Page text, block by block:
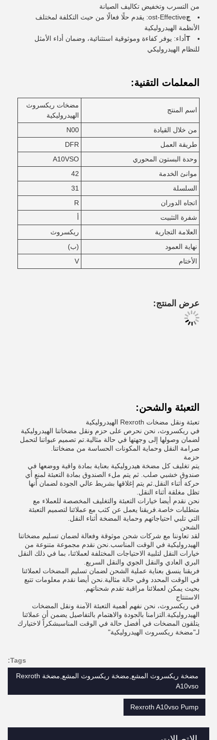
من التسرب وتخفيض تكاليف الصيانة
ج
ost-Effective: يقدم حلًا فعالًا من حيث التكلفة لمختلف
الأنظمة الهيدروليكية
Tأداء: يوفر كفاءة وموثوقية استثنائية، وضمان أداء الأمثل
للنظام الهيدروليكي
المعلمات التقنية:
اسم المنتج
مضخات ريكسروث
الهيدروليكية
من خلال القيادة
N00
طريقة العمل
DFR
وحدة البستون المحوري
A10VSO
موانئ الخدمة
42
السلسلة
31
اتجاه الدوران
R
شفرة التثبيت
أ
العلامة التجارية
ريكسروث
نهاية العمود
(ب)
الأختام
V
عرض المنتج:
التعبئة والشحن:
تعبئة ونقل مضخات Rexroth الهيدروليكية
في ريكسروث، نحن نحرص على حزم ونقل مضخاتنا الهيدروليكية
لضمان وصولها إلى وجهتها في حالة مثالية.تم تصميم عبواتنا لتحمل
صرامة النقل وحماية المكونات الحساسة من مضخاتنا.
حزمة
يتم تغليف كل مضخة هيدروليكية بعناية بمادة واقية ووضعها في
صندوق خشبي صلب. ثم يتم ملء الصندوق بمادة التعبئة لمنع أي
حركة أثناء النقل.ثم يتم إغلاقها بشريط عالي الجودة لضمان أنها
تظل مغلقة أثناء النقل.
نحن نقدم أيضا خيارات التعبئة والتغليف المخصصة للعملاء مع
متطلبات خاصة.فريقنا يعمل عن كثب مع عملائنا لتصميم التعبئة
التي تلبي احتياجاتهم وحماية المضخة أثناء النقل.
الشحن
لقد تعاوننا مع شركات شحن موثوقة وفعالة لضمان تسليم مضخاتنا
الهيدروليكية في الوقت المناسب.نحن نقدم مجموعة متنوعة من
خيارات النقل لتلبية الاحتياجات المختلفة لعملائنا، بما في ذلك النقل
البري العادي والنقل الجوي والنقل السريع.
فريقنا ينسق بعناية عملية الشحن لضمان تسليم المضخات لعملائنا
في الوقت المحدد وفي حالة مثالية.نحن أيضا نقدم معلومات تتبع
بحيث يمكن لعملائنا مراقبة تقدم شحناتهم.
الاستنتاج
في ريكسروث، نحن نفهم أهمية التعبئة الآمنة ونقل المضخات
الهيدروليكية.التزامنا بالجودة والاهتمام بالتفاصيل يضمن أن عملائنا
يتلقون المضخات في أفضل حالة في الوقت المناسبشكراً لاختيارك
لـ"مضخة ريكسروث الهيدروليكية"
Tags:
مضخة ريكسروث المشع,مضخة ريكسروث المشع,مضخة Rexroth
A10vso
Rexroth A10vso Pump